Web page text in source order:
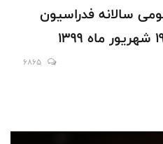
سالانه فدراسیون
6865